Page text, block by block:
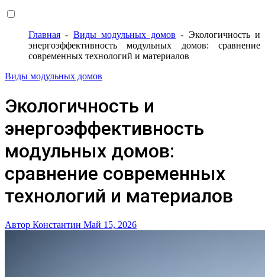
Главная - Виды модульных домов - Экологичность и
энергоэффективность модульных домов: сравнение
современных технологий и материалов
Виды модульных домов
Экологичность и
энергоэффективность
модульных домов:
сравнение современных
технологий и материалов
Автор Константин Май 15, 2026